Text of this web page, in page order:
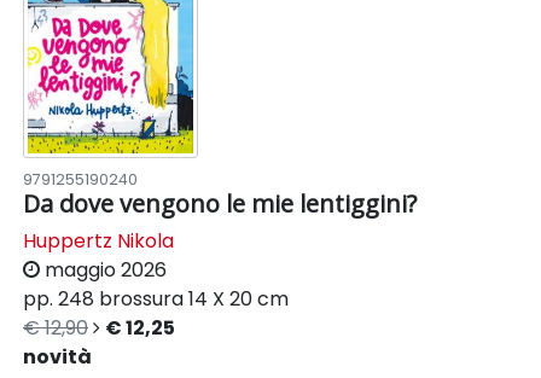
9791255190240
Da dove vengono le mie lentiggini?
Huppertz Nikola
maggio 2026
pp. 248 brossura14 X 20 cm
€ 12,90
€ 12,25
novità